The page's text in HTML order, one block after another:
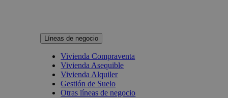
Líneas de negocio
Vivienda Compraventa
Vivienda Asequible
Vivienda Alquiler
Gestión de Suelo
Otras líneas de negocio